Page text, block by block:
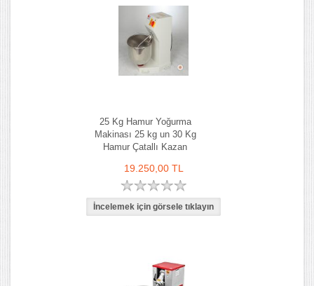
25 Kg Hamur Yoğurma
Makinası 25 kg un 30 Kg
Hamur Çatallı Kazan
19.250,00 TL